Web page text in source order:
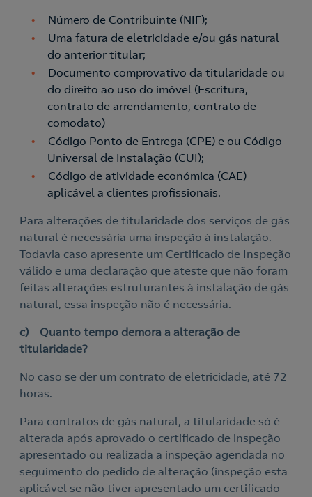
Contacte-nos para novas contratações
o
Nós ligamos!
Acepto la política de protección de datos.
Contacte-nos
Número de Contribuinte (NIF);
Uma fatura de eletricidade e/ou gás natural
do anterior titular;
Documento comprovativo da titularidade ou
do direito ao uso do imóvel (Escritura,
contrato de arrendamento, contrato de
comodato)
Código Ponto de Entrega (CPE) e ou Código
Universal de Instalação (CUI);
Código de atividade económica (CAE) –
aplicável a clientes profissionais.
Para alterações de titularidade dos serviços de gás
natural é necessária uma inspeção à instalação.
Todavia caso apresente um Certificado de Inspeção
válido e uma declaração que ateste que não foram
feitas alterações estruturantes à instalação de gás
natural, essa inspeção não é necessária.
c) Quanto tempo demora a alteração de
titularidade?
No caso se der um contrato de eletricidade, até 72
horas.
Para contratos de gás natural, a titularidade só é
alterada após aprovado o certificado de inspeção
apresentado ou realizada a inspeção agendada no
seguimento do pedido de alteração (inspeção esta
aplicável se não tiver apresentado um certificado